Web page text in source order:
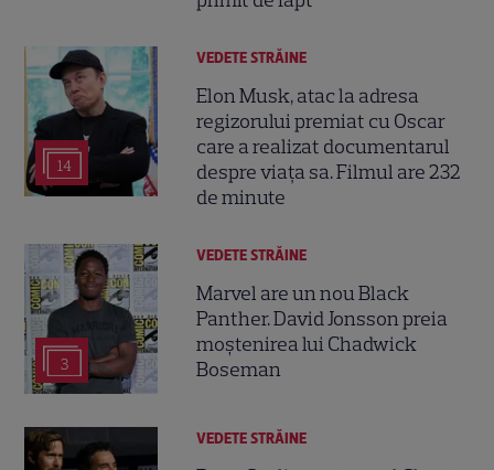
14
VEDETE STRĂINE
Elon Musk, atac la adresa
regizorului premiat cu Oscar
care a realizat documentarul
despre viața sa. Filmul are 232
de minute
3
VEDETE STRĂINE
Marvel are un nou Black
Panther. David Jonsson preia
moștenirea lui Chadwick
Boseman
VEDETE STRĂINE